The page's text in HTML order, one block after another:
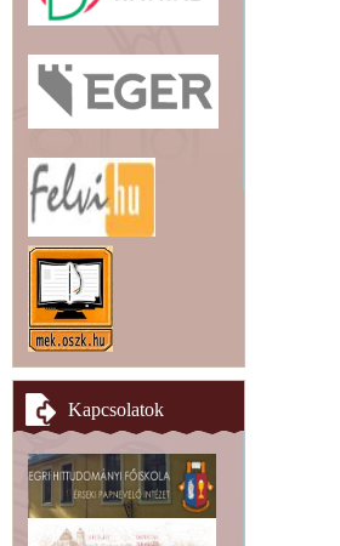
Kapcsolatok